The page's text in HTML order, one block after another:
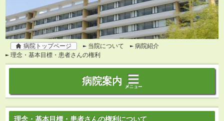
病院トップページ 当院について
病院紹介
理念・基本目標・患者さんの権利
病院案内
理念・基本目標・患者さんの権利について